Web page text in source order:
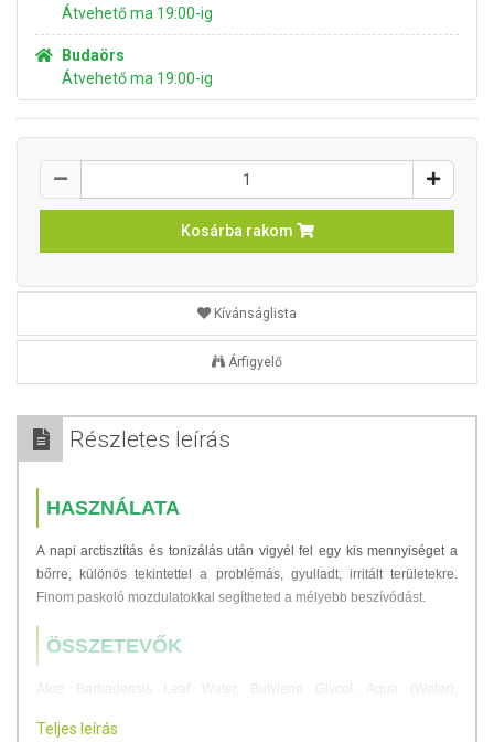
Átvehető ma 19:00-ig
Budaörs
Átvehető ma 19:00-ig
Kosárba rakom
Kívánságlista
Árfigyelő
Részletes leírás
HASZNÁLATA
A napi arctisztítás és tonizálás után vigyél fel egy kis mennyiséget a
bőrre, különös tekintettel a problémás, gyulladt, irritált területekre.
Finom paskoló mozdulatokkal segítheted a mélyebb beszívódást.
ÖSSZETEVŐK
Aloe Barbadensis Leaf Water, Butylene Glycol, Aqua (Water),
Barbadensis Leaf Extract, Betaine, Cucumis Sativus (Cucumber) Fruit
Teljes leírás